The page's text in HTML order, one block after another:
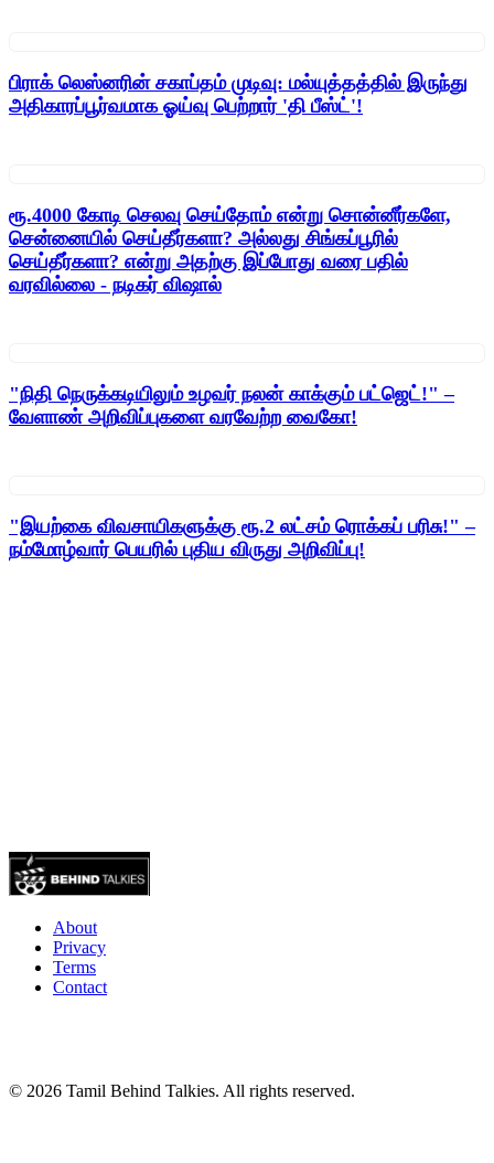
பிராக் லெஸ்னரின் சகாப்தம் முடிவு: மல்யுத்தத்தில் இருந்து
அதிகாரப்பூர்வமாக ஓய்வு பெற்றார் 'தி பீஸ்ட்'!
ரூ.4000 கோடி செலவு செய்தோம் என்று சொன்னீர்களே,
சென்னையில் செய்தீர்களா? அல்லது சிங்கப்பூரில்
செய்தீர்களா? என்று அதற்கு இப்போது வரை பதில்
வரவில்லை - நடிகர் விஷால்
"நிதி நெருக்கடியிலும் உழவர் நலன் காக்கும் பட்ஜெட்!" –
வேளாண் அறிவிப்புகளை வரவேற்ற வைகோ!
"இயற்கை விவசாயிகளுக்கு ரூ.2 லட்சம் ரொக்கப் பரிசு!" –
நம்மோழ்வார் பெயரில் புதிய விருது அறிவிப்பு!
About
Privacy
Terms
Contact
© 2026 Tamil Behind Talkies. All rights reserved.